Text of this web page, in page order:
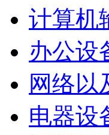
计算机
办公设
网络以
电器设